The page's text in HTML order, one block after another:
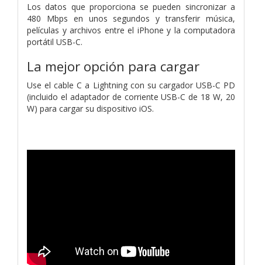
Los datos que proporciona se pueden sincronizar a
480 Mbps en unos segundos y transferir música,
películas y archivos entre el iPhone y la computadora
portátil USB-C.
La mejor opción para cargar
Use el cable C a Lightning con su cargador USB-C PD
(incluido el adaptador de corriente USB-C de 18 W, 20
W) para cargar su dispositivo iOS.